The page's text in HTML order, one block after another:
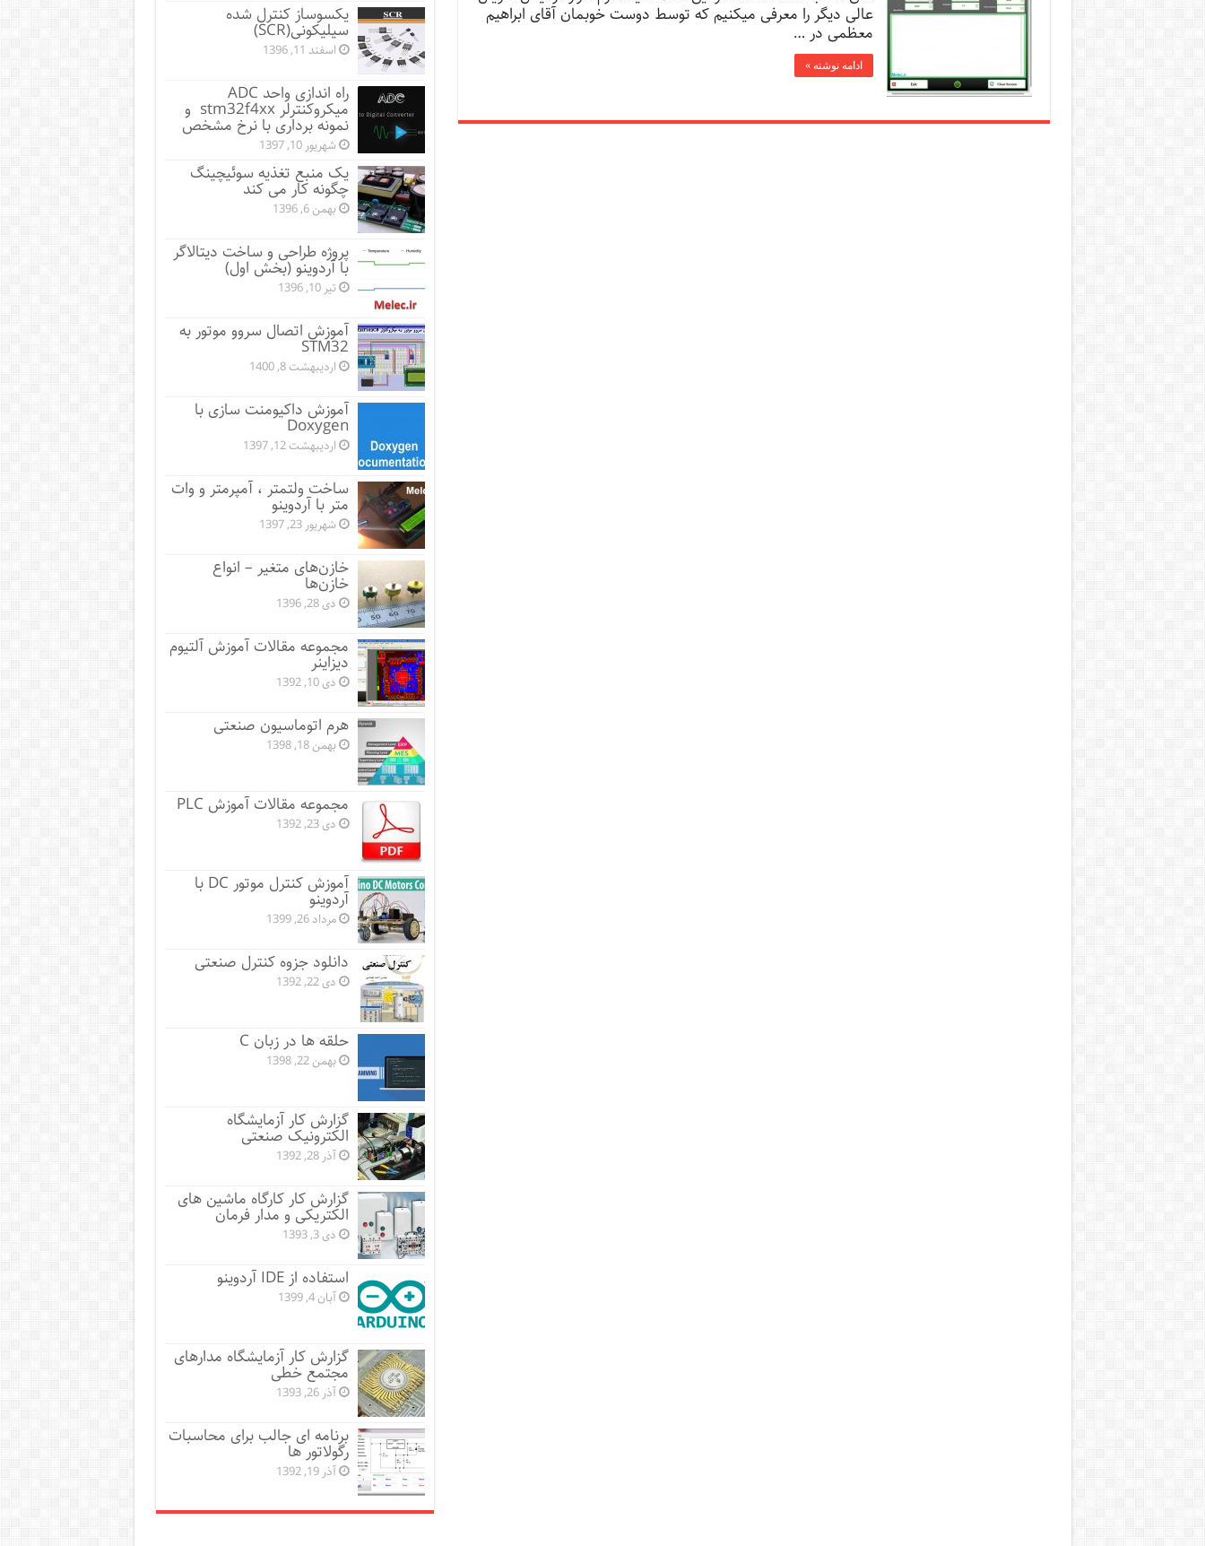
عالی دیگر را معرفی میکنیم که توسط دوست خوبمان آقای ابراهیم
معظمی در …
ادامه نوشته »
یکسوساز کنترل شده
سیلیکونی(SCR)
اسفند 11, 1396
راه اندازی واحد ADC
میکروکنترلر stm32f4xx و
نمونه برداری با نرخ مشخص
شهریور 10, 1397
یک منبع تغذیه سوئیچینگ
چگونه کار می کند
بهمن 6, 1396
پروژه طراحی و ساخت دیتالاگر
با آردوینو (بخش اول)
تیر 10, 1396
آموزش اتصال سروو موتور به
STM32
اردیبهشت 8, 1400
آموزش داکیومنت سازی با
Doxygen
اردیبهشت 12, 1397
ساخت ولتمتر ، آمپرمتر و وات
متر با آردوینو
شهریور 23, 1397
خازن‌های متغیر – انواع
خازن‌ها
دی 28, 1396
مجموعه مقالات آموزش آلتیوم
دیزاینر
دی 10, 1392
هرم اتوماسیون صنعتی
بهمن 18, 1398
مجموعه مقالات آموزش PLC
دی 23, 1392
آموزش کنترل موتور DC با
آردوینو
مرداد 26, 1399
دانلود جزوه کنترل صنعتی
دی 22, 1392
حلقه ها در زبان C
بهمن 22, 1398
گزارش کار آزمایشگاه
الکترونیک صنعتی
آذر 28, 1392
گزارش کار کارگاه ماشین های
الکتریکی و مدار فرمان
دی 3, 1393
استفاده از IDE آردوینو
آبان 4, 1399
گزارش کار آزمایشگاه مدارهای
مجتمع خطی
آذر 26, 1393
برنامه ای جالب برای محاسبات
رگولاتور ها
آذر 19, 1392